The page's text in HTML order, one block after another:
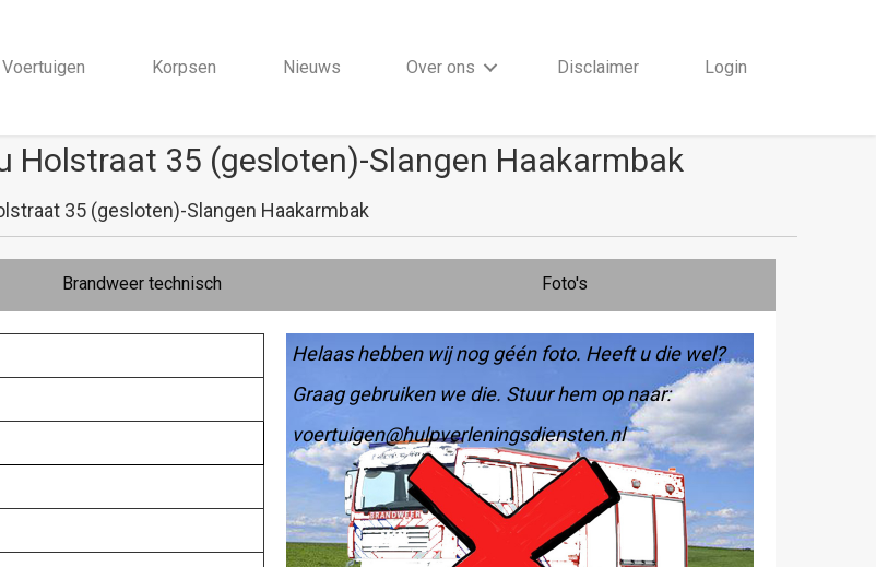
Voertuigen Korpsen Nieuws Over ons Disclaimer Login
Holstraat 35 (gesloten)-Slangen Haakarmbak
35 (gesloten)-Slangen Haakarmbak
Brandweer technisch Foto's
Helaas hebben wij nog géén foto. Heeft u die wel?
Graag gebruiken we die. Stuur hem op naar:
voertuigen@hulpverleningsdiensten.nl